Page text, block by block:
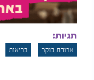
לדברי הדיאטנים,
ביותר כוללת ביצים
לחמנייה מחיטה מלאה.
תזונתיים, פחמימות
בירידה במשקל.
תגיות:
ארוחת בוקר בריאות